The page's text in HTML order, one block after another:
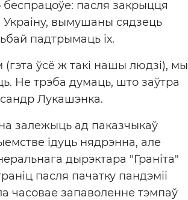
пасля закрыцця
Украіну, вымушаны сядзець
падтрымаць іх.
(гэта ўсё ж такі нашы людзі), мы
Не трэба думаць, што заўтра
Лукашэнка.
залежыць ад паказчыкаў
ідуць нядрэнна, але
дырэктара "Граніта"
пасля пачатку пандэміі
часовае запаволенне тэмпаў